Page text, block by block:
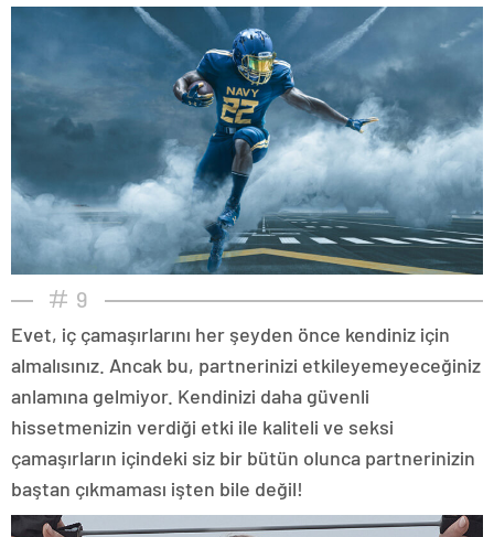
9
Evet, iç çamaşırlarını her şeyden önce kendiniz için
almalısınız. Ancak bu, partnerinizi etkileyemeyeceğiniz
anlamına gelmiyor. Kendinizi daha güvenli
hissetmenizin verdiği etki ile kaliteli ve seksi
çamaşırların içindeki siz bir bütün olunca partnerinizin
baştan çıkmaması işten bile değil!